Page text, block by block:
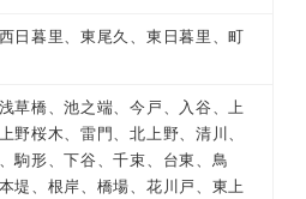
日暮里、東尾久、東日暮里、町
草橋、池之端、今戸、入谷、上
野桜木、雷門、北上野、清川、
駒形、下谷、千束、台東、鳥
堤、根岸、橋場、花川戸、東上